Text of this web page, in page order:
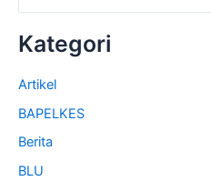
Kategori
Artikel
BAPELKES
Berita
BLU